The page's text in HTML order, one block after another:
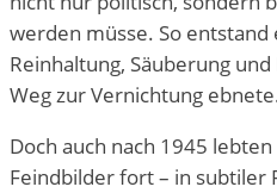
werden müsse. So entstand
Reinhaltung, Säuberung
Weg zur Vernichtung
Doch auch nach 1945
Feindbilder fort – in subtiler